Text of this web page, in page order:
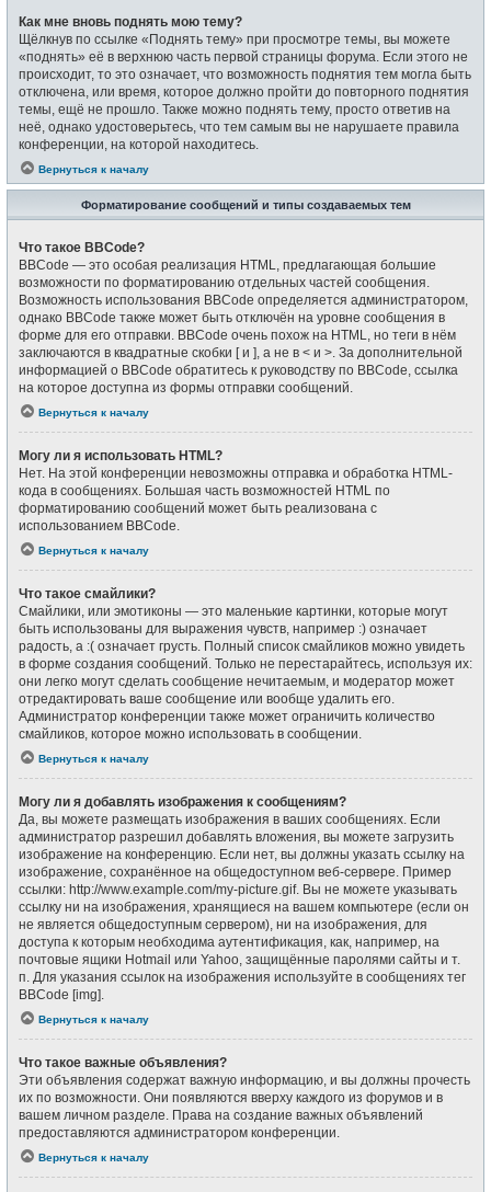
Как мне вновь поднять мою тему?
Щёлкнув по ссылке «Поднять тему» при просмотре темы, вы можете
«поднять» её в верхнюю часть первой страницы форума. Если этого не
происходит, то это означает, что возможность поднятия тем могла быть
отключена, или время, которое должно пройти до повторного поднятия
темы, ещё не прошло. Также можно поднять тему, просто ответив на
неё, однако удостоверьтесь, что тем самым вы не нарушаете правила
конференции, на которой находитесь.
Вернуться к началу
Форматирование сообщений и типы создаваемых тем
Что такое BBCode?
BBCode — это особая реализация HTML, предлагающая большие
возможности по форматированию отдельных частей сообщения.
Возможность использования BBCode определяется администратором,
однако BBCode также может быть отключён на уровне сообщения в
форме для его отправки. BBCode очень похож на HTML, но теги в нём
заключаются в квадратные скобки [ и ], а не в < и >. За дополнительной
информацией о BBCode обратитесь к руководству по BBCode, ссылка
на которое доступна из формы отправки сообщений.
Вернуться к началу
Могу ли я использовать HTML?
Нет. На этой конференции невозможны отправка и обработка HTML-
кода в сообщениях. Большая часть возможностей HTML по
форматированию сообщений может быть реализована с
использованием BBCode.
Вернуться к началу
Что такое смайлики?
Смайлики, или эмотиконы — это маленькие картинки, которые могут
быть использованы для выражения чувств, например :) означает
радость, а :( означает грусть. Полный список смайликов можно увидеть
в форме создания сообщений. Только не перестарайтесь, используя их:
они легко могут сделать сообщение нечитаемым, и модератор может
отредактировать ваше сообщение или вообще удалить его.
Администратор конференции также может ограничить количество
смайликов, которое можно использовать в сообщении.
Вернуться к началу
Могу ли я добавлять изображения к сообщениям?
Да, вы можете размещать изображения в ваших сообщениях. Если
администратор разрешил добавлять вложения, вы можете загрузить
изображение на конференцию. Если нет, вы должны указать ссылку на
изображение, сохранённое на общедоступном веб-сервере. Пример
ссылки: http://www.example.com/my-picture.gif. Вы не можете указывать
ссылку ни на изображения, хранящиеся на вашем компьютере (если он
не является общедоступным сервером), ни на изображения, для
доступа к которым необходима аутентификация, как, например, на
почтовые ящики Hotmail или Yahoo, защищённые паролями сайты и т.
п. Для указания ссылок на изображения используйте в сообщениях тег
BBCode [img].
Вернуться к началу
Что такое важные объявления?
Эти объявления содержат важную информацию, и вы должны прочесть
их по возможности. Они появляются вверху каждого из форумов и в
вашем личном разделе. Права на создание важных объявлений
предоставляются администратором конференции.
Вернуться к началу